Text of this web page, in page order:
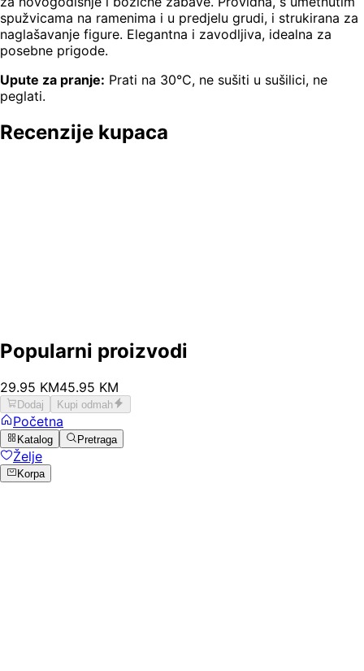
spužvicama na ramenima i u predjelu grudi, i strukirana za
naglašavanje figure. Elegantna i zavodljiva, idealna za
posebne prigode.
Upute za pranje: Prati na 30°C, ne sušiti u sušilici, ne
peglati.
Recenzije kupaca
Popularni proizvodi
29.95 KM45.95 KM
Dodaj Kupi odmah
Početna
Katalog Pretraga
Želje
Korpa